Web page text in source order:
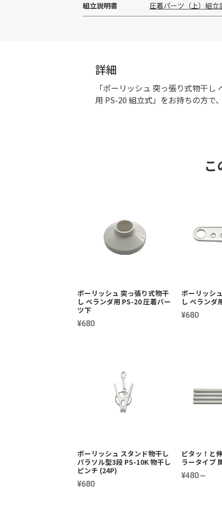
組立説明書
圧着パーツ（上）組立
詳細
「ポーリッシュ 突っ張り式物干
用 PS-20 組立式」をお持ちの方で
ポーリッシュ 突っ張り式物干
し ベランダ用 PS-20 圧着パー
ツ下
¥680
ポーリッシ
し ベランダ
¥680
ポーリッシュ スタンド物干し
パラソル型3段 PS-10K 物干し
ピンチ (24P)
¥680
ピタッ！と
ラータイプ
¥480～